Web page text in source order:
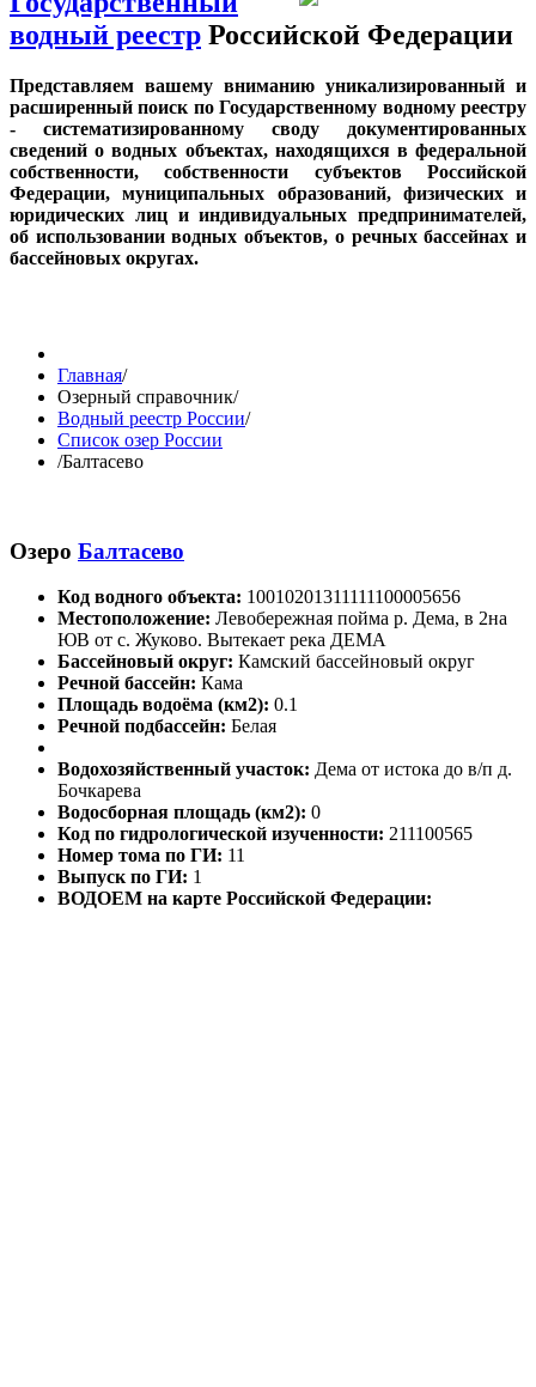
водный реестр Российской Федерации
Представляем вашему вниманию уникализированный и
расширенный поиск по Государственному водному реестру
- систематизированному своду документированных
сведений о водных объектах, находящихся в федеральной
собственности, собственности субъектов Российской
Федерации, муниципальных образований, физических и
юридических лиц и индивидуальных предпринимателей,
об использовании водных объектов, о речных бассейнах и
бассейновых округах.
Главная/
Озерный справочник/
Водный реестр России/
Список озер России
/Балтасево
Озеро Балтасево
Код водного объекта: 10010201311111100005656
Местоположение: Левобережная пойма р. Дема, в 2на
ЮВ от с. Жуково. Вытекает река ДЕМА
Бассейновый округ: Камский бассейновый округ
Речной бассейн: Кама
Площадь водоёма (км2): 0.1
Речной подбассейн: Белая
Водохозяйственный участок: Дема от истока до в/п д.
Бочкарева
Водосборная площадь (км2): 0
Код по гидрологической изученности: 211100565
Номер тома по ГИ: 11
Выпуск по ГИ: 1
ВОДОЕМ на карте Российской Федерации: